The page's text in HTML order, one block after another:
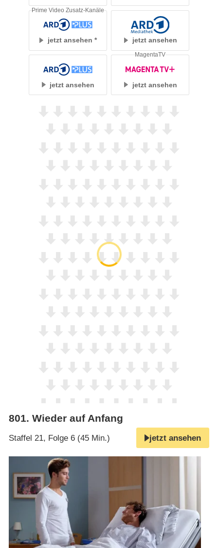
jetzt ansehen
Prime Video Zusatz-Kanäle
jetzt ansehen
jetzt ansehen jetzt ansehen
MagentaTV
801. Wieder auf Anfang
Staffel 21, Folge 6 (45 Min.) jetzt ansehen